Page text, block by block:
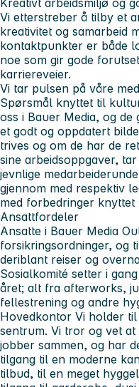
Kreativt arbeidsmiljø og
Vi etterstreber å tilby et
kreativitet og samarbeid
kontaktpunkter er både
noe som gir gode
karriereveier.
Vi tar pulsen på våre
Spørsmål knyttet til
oss i Bauer Media, og
et godt og oppdatert
trives og om de har de
sine arbeidsoppgaver,
jevnlige
gjennom med respektiv
med forbedringer knyttet
Ansattfordeler
Ansatte i Bauer Media
forsikringsordninger, og
deriblant reiser og
Sosialkomité setter i
året; alt fra afterworks,
fellestrening og andre
Hovedkontor Vi holder
sentrum. Vi tror og vet at
jobber sammen, og har
tilgang til en moderne
tilbud, til en meget